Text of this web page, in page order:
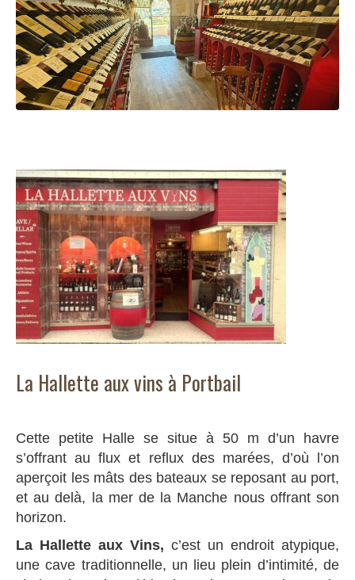
La Hallette aux vins à Portbail
Cette petite Halle se situe à 50 m d’un havre
s’offrant au flux et reflux des marées, d’où l’on
aperçoit les mâts des bateaux se reposant au port,
et au delà, la mer de la Manche nous offrant son
horizon.
La Hallette aux Vins, c’est un endroit atypique,
une cave traditionnelle, un lieu plein d’intimité, de